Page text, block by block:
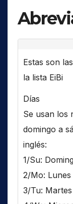
Estas son
la lista EiBi
Días
Se usan los
domingo a
inglés:
1/Su:
2/Mo: Lunes
3/Tu: Martes